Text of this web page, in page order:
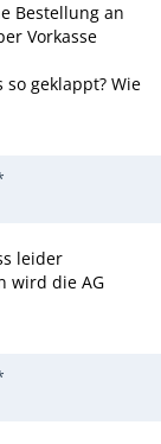
Bestellung an
Vorkasse
geklappt? Wie
leider
wird die AG